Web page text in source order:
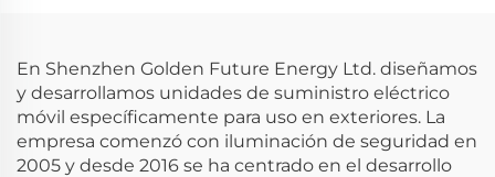
US/UK/EU
potencia AC de 5KW
En Shenzhen Golden Future Energy Ltd. diseñamos
y desarrollamos unidades de suministro eléctrico
móvil específicamente para uso en exteriores. La
empresa comenzó con iluminación de seguridad en
2005 y desde 2016 se ha centrado en el desarrollo